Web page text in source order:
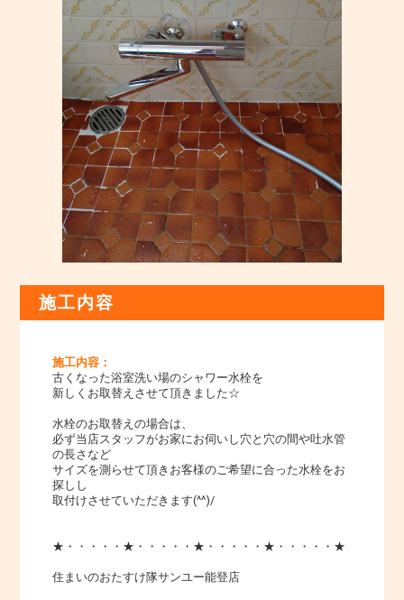
施工内容
施工内容：
古くなった浴室洗い場のシャワー水栓を
新しくお取替えさせて頂きました☆
水栓のお取替えの場合は、
必ず当店スタッフがお家にお伺いし穴と穴の間や吐水管
の長さなど
サイズを測らせて頂きお客様のご希望に合った水栓をお
探しし
取付けさせていただきます(^^)/
★・・・・・★・・・・・★・・・・・★・・・・・★
住まいのおたすけ隊サンユー能登店